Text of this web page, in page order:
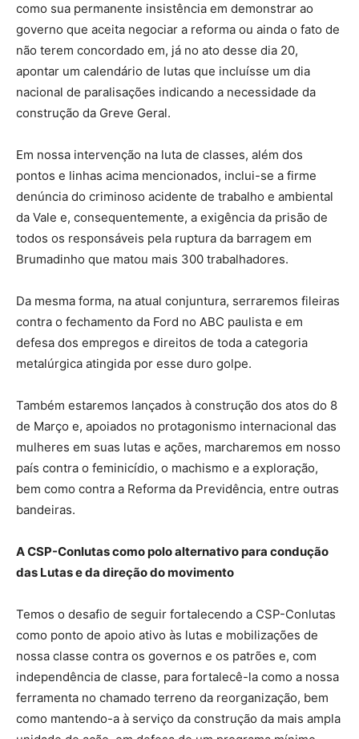
como sua permanente insistência em demonstrar ao
governo que aceita negociar a reforma ou ainda o fato de
não terem concordado em, já no ato desse dia 20,
apontar um calendário de lutas que incluísse um dia
nacional de paralisações indicando a necessidade da
construção da Greve Geral.
Em nossa intervenção na luta de classes, além dos
pontos e linhas acima mencionados, inclui-se a firme
denúncia do criminoso acidente de trabalho e ambiental
da Vale e, consequentemente, a exigência da prisão de
todos os responsáveis pela ruptura da barragem em
Brumadinho que matou mais 300 trabalhadores.
Da mesma forma, na atual conjuntura, serraremos fileiras
contra o fechamento da Ford no ABC paulista e em
defesa dos empregos e direitos de toda a categoria
metalúrgica atingida por esse duro golpe.
Também estaremos lançados à construção dos atos do 8
de Março e, apoiados no protagonismo internacional das
mulheres em suas lutas e ações, marcharemos em nosso
país contra o feminicídio, o machismo e a exploração,
bem como contra a Reforma da Previdência, entre outras
bandeiras.
A CSP-Conlutas como polo alternativo para condução
das Lutas e da direção do movimento
Temos o desafio de seguir fortalecendo a CSP-Conlutas
como ponto de apoio ativo às lutas e mobilizações de
nossa classe contra os governos e os patrões e, com
independência de classe, para fortalecê-la como a nossa
ferramenta no chamado terreno da reorganização, bem
como mantendo-a à serviço da construção da mais ampla